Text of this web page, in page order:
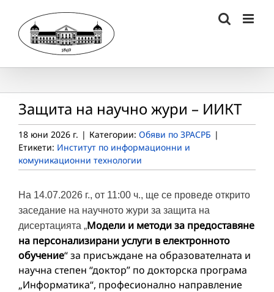
content
Защита на научно жури – ИИКТ
18 юни 2026 г. | Категории: Обяви по ЗРАСРБ |
Етикети: Институт по информационни и
комуникационни технологии
На 14.07.2026 г., от 11:00 ч., ще се проведе открито
заседание на научното жури за защита на
дисертацията „Модели и методи за предоставяне
на персонализирани услуги в електронното
обучение“ за присъждане на образователната и
научна степен “доктор” по докторска програма
„Информатика“, професионално направление